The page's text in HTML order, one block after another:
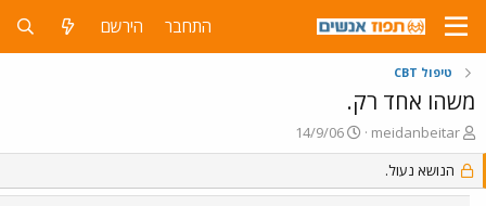
התחבר הירשם
טיפול CBT
משהו אחד רק.
פ
ו
ת
ח
meidanbeitar
פ
ו
ס
14/9/06
הנושא נעול.